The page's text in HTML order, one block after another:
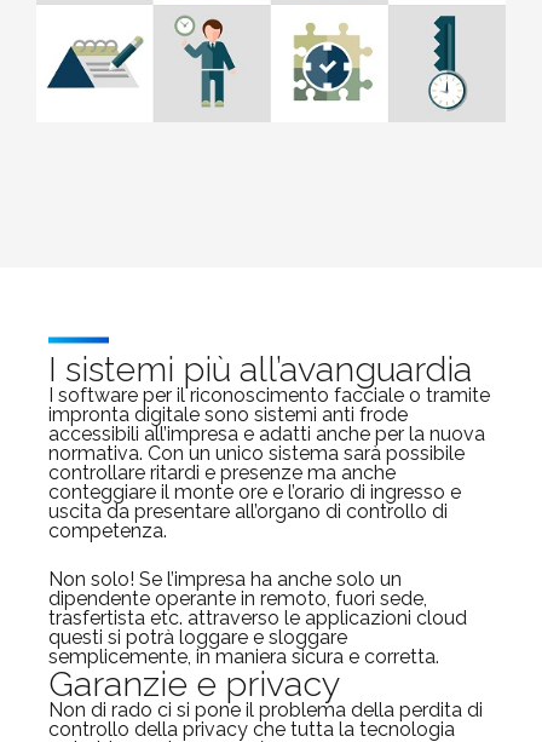
I sistemi più all’avanguardia
I software per il riconoscimento facciale o tramite
impronta digitale sono sistemi anti frode
accessibili all’impresa e adatti anche per la nuova
normativa. Con un unico sistema sarà possibile
controllare ritardi e presenze ma anche
conteggiare il monte ore e l’orario di ingresso e
uscita da presentare all’organo di controllo di
competenza.
Non solo! Se l’impresa ha anche solo un
dipendente operante in remoto, fuori sede,
trasfertista etc. attraverso le applicazioni cloud
questi si potrà loggare e sloggare
semplicemente, in maniera sicura e corretta.
Garanzie e privacy
Non di rado ci si pone il problema della perdita di
controllo della privacy che tutta la tecnologia